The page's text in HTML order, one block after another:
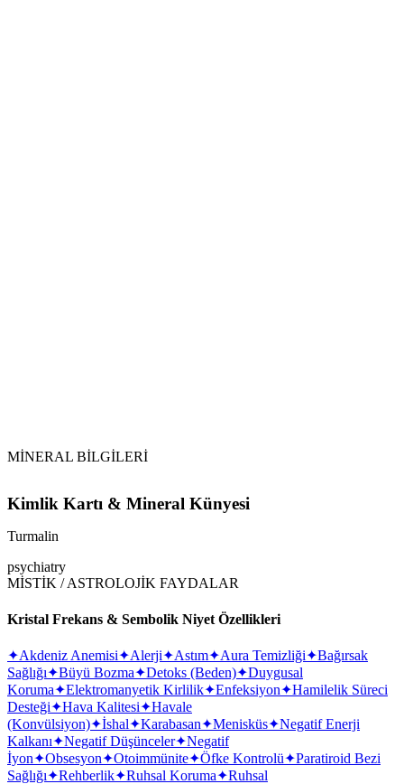
MİNERAL BİLGİLERİ
Kimlik Kartı & Mineral Künyesi
Turmalin
psychiatry
MİSTİK / ASTROLOJİK FAYDALAR
Kristal Frekans & Sembolik Niyet Özellikleri
✦Akdeniz Anemisi✦Alerji✦Astım✦Aura Temizliği✦Bağırsak
Sağlığı✦Büyü Bozma✦Detoks (Beden)✦Duygusal
Koruma✦Elektromanyetik Kirlilik✦Enfeksiyon✦Hamilelik Süreci
Desteği✦Hava Kalitesi✦Havale
(Konvülsiyon)✦İshal✦Karabasan✦Menisküs✦Negatif Enerji
Kalkanı✦Negatif Düşünceler✦Negatif
İyon✦Obsesyon✦Otoimmünite✦Öfke Kontrolü✦Paratiroid Bezi
Sağlığı✦Rehberlik✦Ruhsal Koruma✦Ruhsal